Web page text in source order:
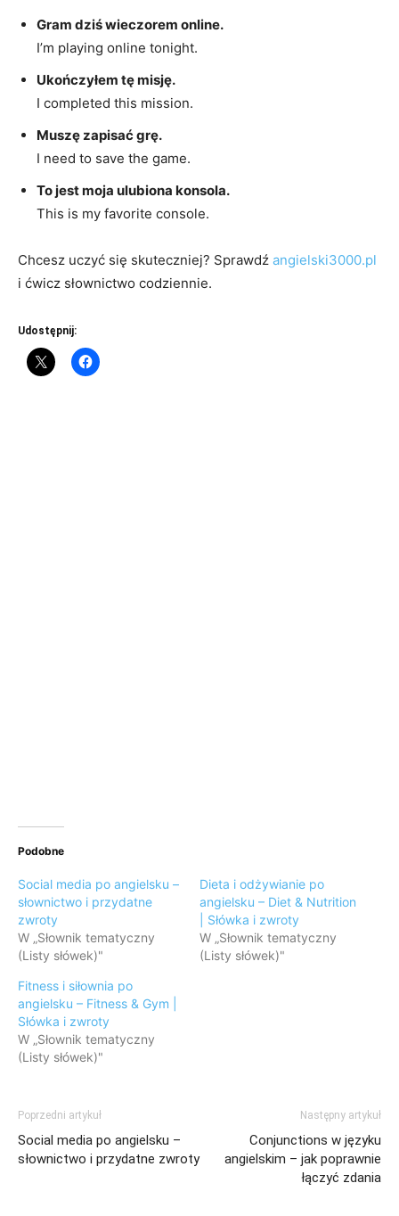
Gram dziś wieczorem online.
I’m playing online tonight.
Ukończyłem tę misję.
I completed this mission.
Muszę zapisać grę.
I need to save the game.
To jest moja ulubiona konsola.
This is my favorite console.
Chcesz uczyć się skuteczniej? Sprawdź angielski3000.pl
i ćwicz słownictwo codziennie.
Udostępnij:
Podobne
Social media po angielsku –
słownictwo i przydatne
zwroty
W „Słownik tematyczny
(Listy słówek)"
Dieta i odżywianie po
angielsku – Diet & Nutrition
| Słówka i zwroty
W „Słownik tematyczny
(Listy słówek)"
Fitness i siłownia po
angielsku – Fitness & Gym |
Słówka i zwroty
W „Słownik tematyczny
(Listy słówek)"
Poprzedni artykuł
Social media po angielsku –
słownictwo i przydatne zwroty
Następny artykuł
Conjunctions w języku
angielskim – jak poprawnie
łączyć zdania